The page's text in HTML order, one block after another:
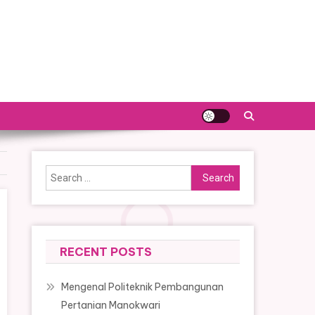
Search
for:
RECENT POSTS
Mengenal Politeknik Pembangunan
Pertanian Manokwari